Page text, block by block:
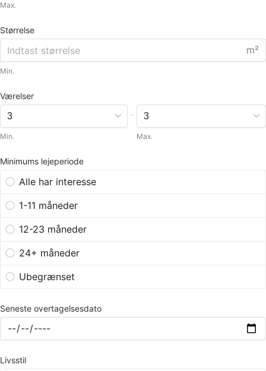
Max.
Størrelse
m²
Min.
Værelser
Min.
-
Max.
Minimums lejeperiode
Alle har interesse
1-11 måneder
12-23 måneder
24+ måneder
Ubegrænset
Seneste overtagelsesdato
Livsstil